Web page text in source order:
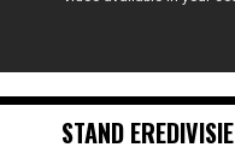
STAND EREDIVISIE